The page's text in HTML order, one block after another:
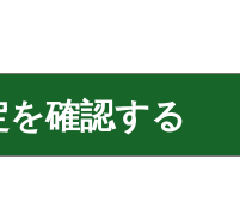
確認する